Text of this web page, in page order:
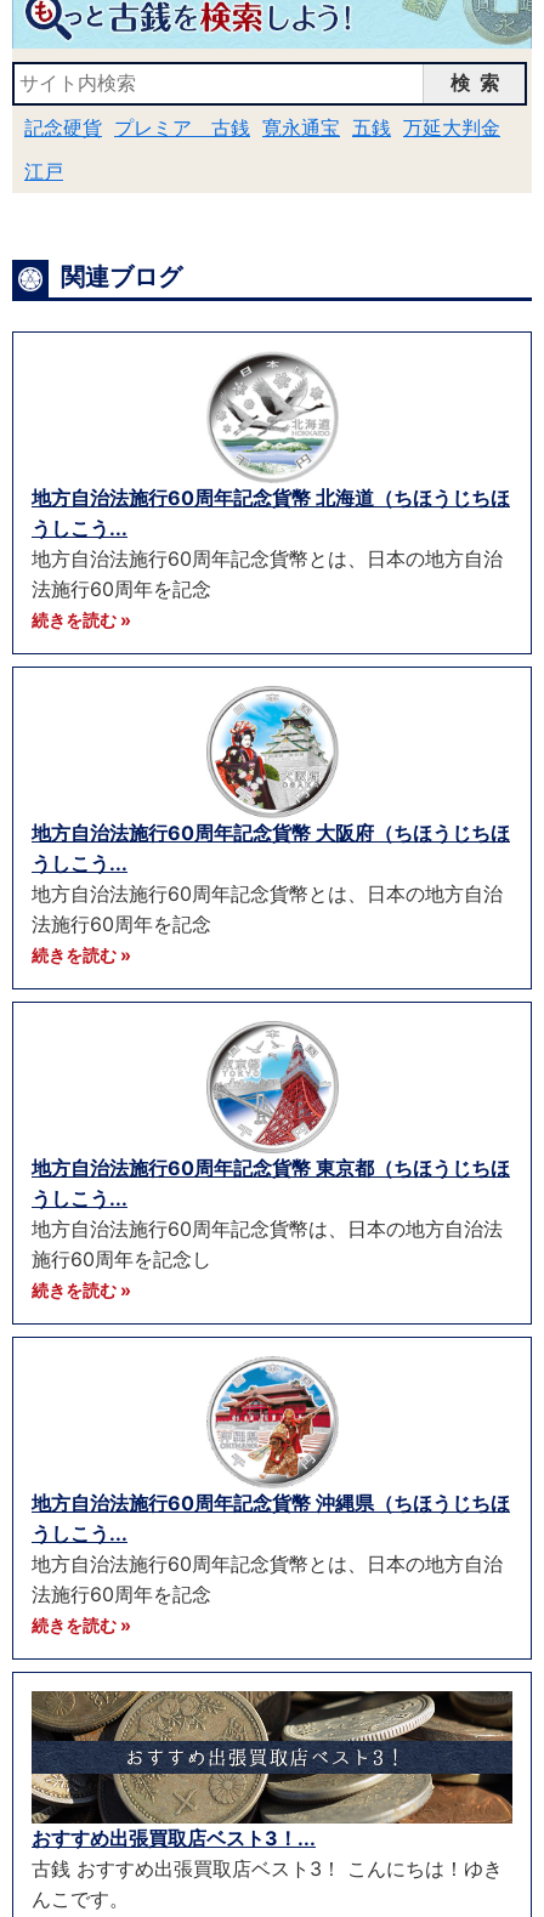
検索
記念硬貨 プレミア 古銭 寛永通宝 五銭 万延大判金
江戸
関連ブログ
地方自治法施行60周年記念貨幣 北海道（ちほうじちほ
うしこう...
地方自治法施行60周年記念貨幣とは、日本の地方自治
法施行60周年を記念
続きを読む »
地方自治法施行60周年記念貨幣 大阪府（ちほうじちほ
うしこう...
地方自治法施行60周年記念貨幣とは、日本の地方自治
法施行60周年を記念
続きを読む »
地方自治法施行60周年記念貨幣 東京都（ちほうじちほ
うしこう...
地方自治法施行60周年記念貨幣は、日本の地方自治法
施行60周年を記念し
続きを読む »
地方自治法施行60周年記念貨幣 沖縄県（ちほうじちほ
うしこう...
地方自治法施行60周年記念貨幣とは、日本の地方自治
法施行60周年を記念
続きを読む »
おすすめ出張買取店ベスト3！...
古銭 おすすめ出張買取店ベスト3！ こんにちは！ゆき
んこです。